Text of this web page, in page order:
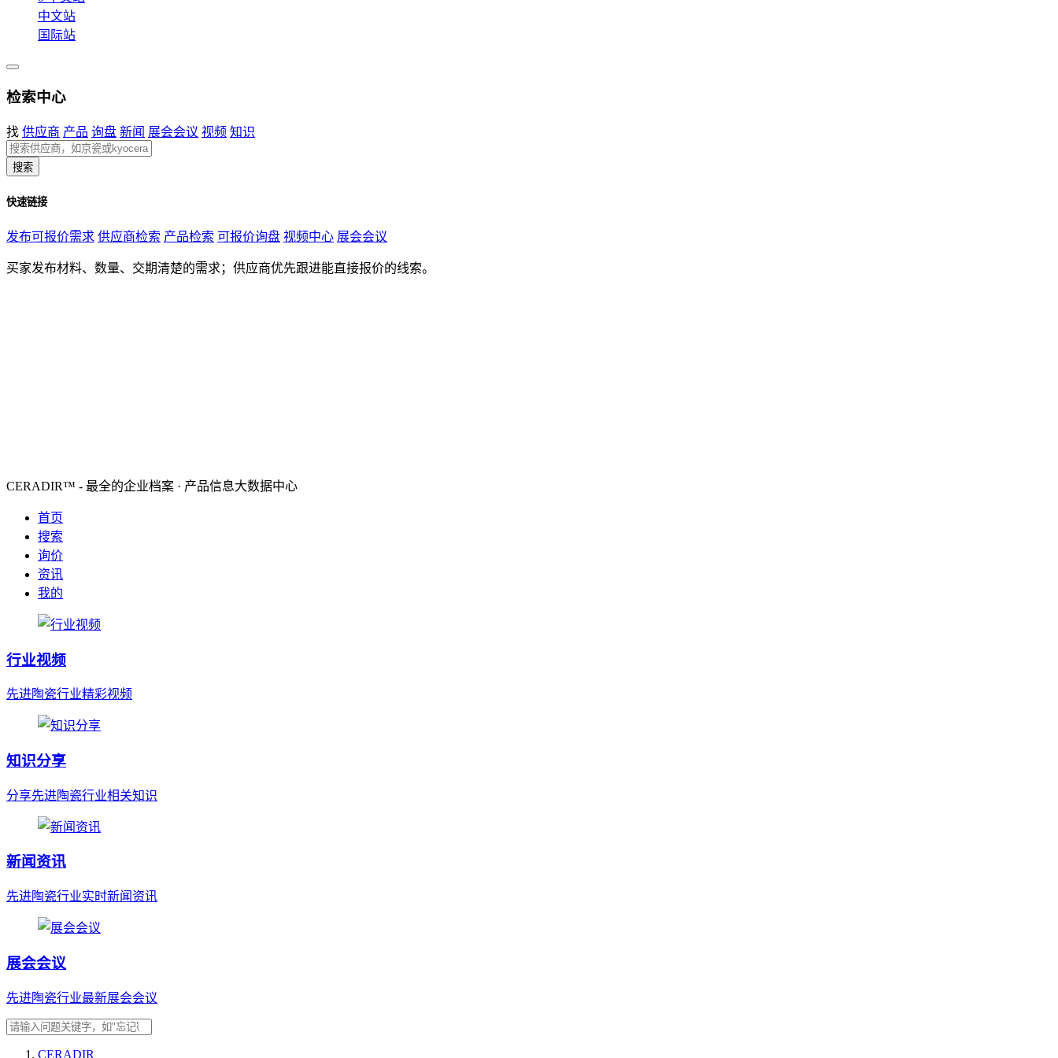
中文站
国际站
检索中心
找 供应商 产品 询盘 新闻 展会会议 视频 知识
搜索
快速链接
发布可报价需求 供应商检索 产品检索 可报价询盘 视频中心 展会会议
买家发布材料、数量、交期清楚的需求；供应商优先跟进能直接报价的线索。
CERADIR™ - 最全的企业档案 · 产品信息大数据中心
首页
搜索
询价
资讯
我的
行业视频
先进陶瓷行业精彩视频
知识分享
分享先进陶瓷行业相关知识
新闻资讯
先进陶瓷行业实时新闻资讯
展会会议
先进陶瓷行业最新展会会议
CERADIR